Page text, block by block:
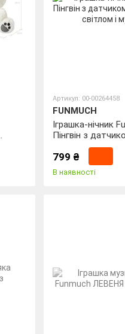
Артикул: 00-00264458
FUNMUCH
Іграшка-нічник
Пінгвін з
нічним світлом і
799 ₴
В наявності